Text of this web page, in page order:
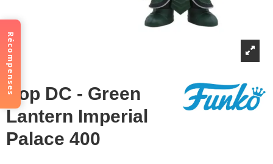
Pop DC - Green
Lantern Imperial
Palace 400
Récompenses